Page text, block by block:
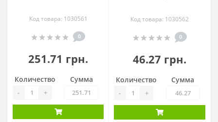
Код товара: 1030561
0
251.71 грн.
Количество
- +
Сумма
Код товара: 1030562
0
46.27 грн.
Количество
- +
Сумма